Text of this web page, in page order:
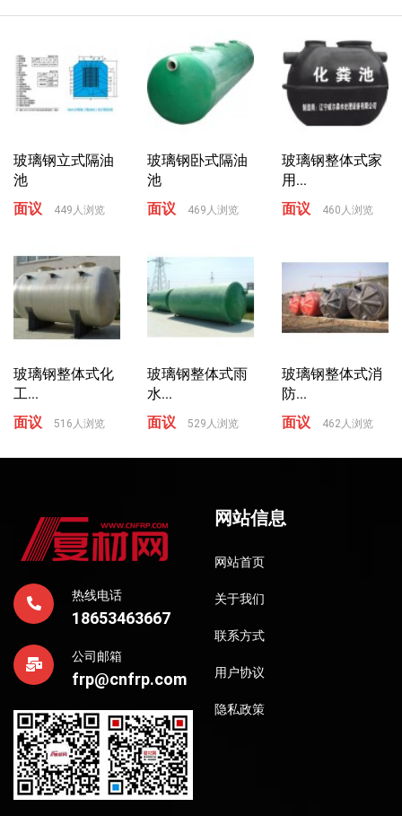
玻璃钢立式隔油
池
面议
449人浏览
玻璃钢卧式隔油
池
面议
469人浏览
玻璃钢整体式家
用...
面议
460人浏览
玻璃钢整体式化
工...
面议
516人浏览
玻璃钢整体式雨
水...
面议
529人浏览
玻璃钢整体式消
防...
面议
462人浏览
热线电话
18653463667
公司邮箱
frp@cnfrp.com
网站信息
网站首页
关于我们
联系方式
用户协议
隐私政策